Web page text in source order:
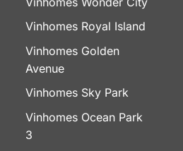
Vinhomes Royal Island
Vinhomes Golden
Avenue
Vinhomes Sky Park
Vinhomes Ocean Park
3